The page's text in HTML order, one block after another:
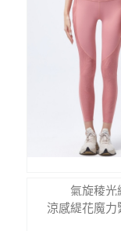
氣旋稜光
涼感緹花魔力